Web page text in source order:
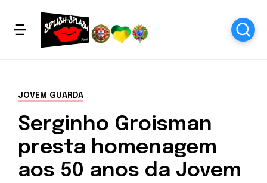
JOVEM GUARDA
Serginho Groisman
presta homenagem
aos 50 anos da Jovem